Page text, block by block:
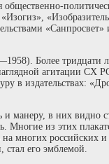
общественно-
Более тридцати
агитации
в издательствах:
манеру, в них видно
Многие из этих
на многих российских
его эмблемой.